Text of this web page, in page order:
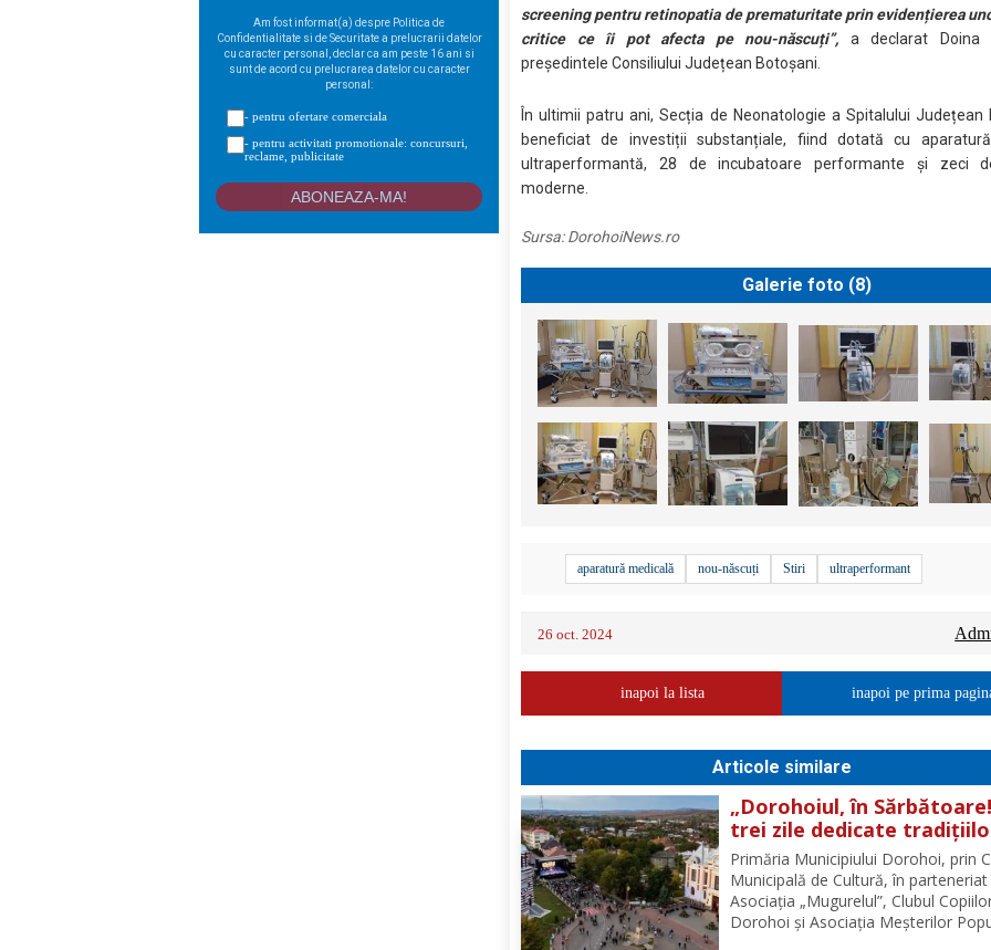
Am fost informat(a) despre Politica de
Confidentialitate si de Securitate a prelucrarii datelor
cu caracter personal, declar ca am peste 16 ani si
sunt de acord cu prelucrarea datelor cu caracter
personal:
- pentru ofertare comerciala
- pentru activitati promotionale: concursuri,
reclame, publicitate
screening pentru retinopatia de prematuritate prin evidențierea
critice ce îi pot afecta pe nou-născuți”, a declarat Doina
președintele Consiliului Județean Botoșani.
În ultimii patru ani, Secția de Neonatologie a Spitalului Județean
beneficiat de investiții substanțiale, fiind dotată cu
ultraperformantă, 28 de incubatoare performante și zeci
moderne.
Sursa:DorohoiNews.ro
Galerie foto (8)
aparatură medicală nou-născuți Stiri ultraperformant
26 oct. 2024
inapoi la lista inapoi pe prima
Articole similare
„Dorohoiul, în
trei zile dedicate
culturii și comunității Trei
tradiții. Un singur
O singură sărbătoare!
Primăria Municipiului Dorohoi, prin
Municipală de Cultură, în parteneriat
Asociația „Mugurelul”, Clubul
Dorohoi și Asociația Meșterilor